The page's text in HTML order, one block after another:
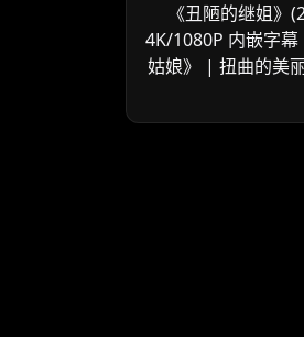
《丑陋的继姐》
4K/1080P 内嵌字
姑娘》 | 扭曲的美